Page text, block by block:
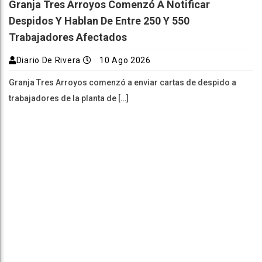
Granja Tres Arroyos Comenzó A Notificar
Despidos Y Hablan De Entre 250 Y 550
Trabajadores Afectados
Diario De Rivera 10 Ago 2026
Granja Tres Arroyos comenzó a enviar cartas de despido a
trabajadores de la planta de […]